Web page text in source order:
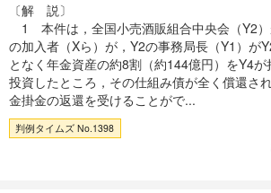
〔解 説〕
1 本件は，全国小売酒販組合中央会（Y2
の加入者（Xら）が，Y2の事務局長（Y1）が
となく年金資産の約8割（約144億円）をY4
投資したところ，その仕組み債が全く償還さ
金掛金の返還を受けることがで...
判例タイムズ No.1398